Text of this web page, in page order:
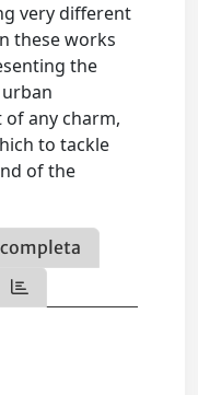
very different
these works
the
any charm,
to tackle
of the
completa